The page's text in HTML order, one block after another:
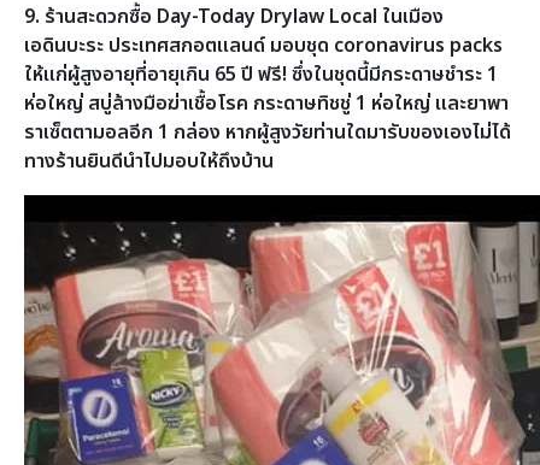
9. ร้านสะดวกซื้อ Day-Today Drylaw Local ในเมือง
เอดินบะระ ประเทศสกอตแลนด์ มอบชุด coronavirus packs
ให้แก่ผู้สูงอายุที่อายุเกิน 65 ปี ฟรี! ซึ่งในชุดนี้มีกระดาษชำระ 1
ห่อใหญ่ สบู่ล้างมือฆ่าเชื้อโรค กระดาษทิชชู่ 1 ห่อใหญ่ และยาพา
ราเซ็ตตามอลอีก 1 กล่อง หากผู้สูงวัยท่านใดมารับของเองไม่ได้
ทางร้านยินดีนำไปมอบให้ถึงบ้าน